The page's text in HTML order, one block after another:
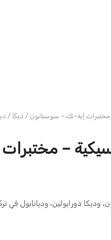
إيه-تك – سوستانون / ديكا / ديانابول
– مختبرات
على سوستانون، وديكا دورابولين،